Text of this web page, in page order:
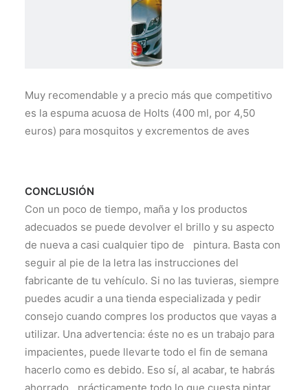
Muy recomendable y a precio más que competitivo
es la espuma acuosa de Holts (400 ml, por 4,50
euros) para mosquitos y excrementos de aves
CONCLUSIÓN
Con un poco de tiempo, maña y los productos
adecuados se puede devolver el brillo y su aspecto
de nueva a casi cualquier tipo de pintura. Basta con
seguir al pie de la letra las instrucciones del
fabricante de tu vehículo. Si no las tuvieras, siempre
puedes acudir a una tienda especializada y pedir
consejo cuando compres los productos que vayas a
utilizar. Una advertencia: éste no es un trabajo para
impacientes, puede llevarte todo el fin de semana
hacerlo como es debido. Eso sí, al acabar, te habrás